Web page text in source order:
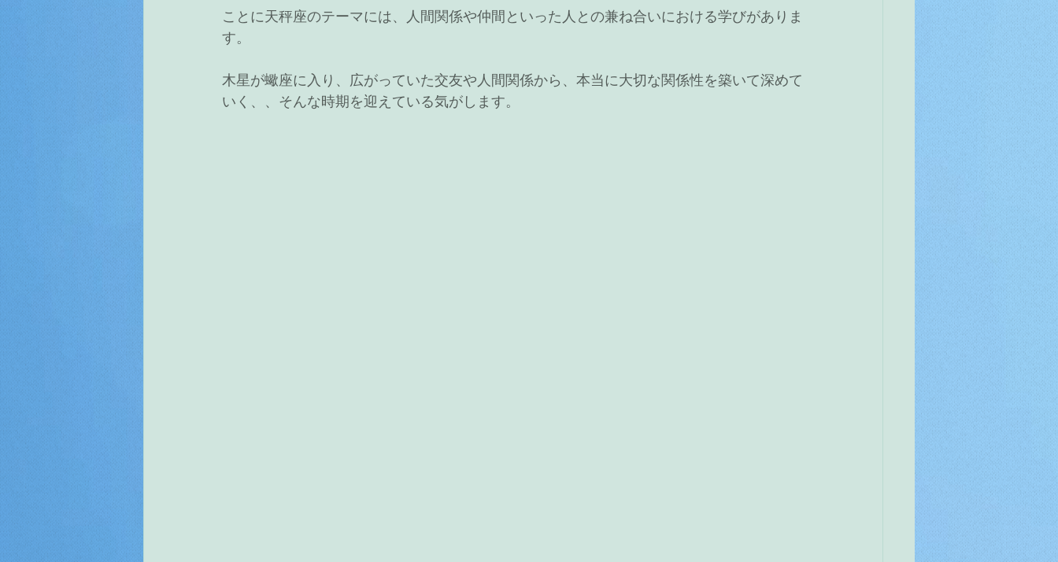
ことに天秤座のテーマには、人間関係や仲間といった人との兼ね合いにおける学びがありま
す。
木星が蠍座に入り、広がっていた交友や人間関係から、本当に大切な関係性を築いて深めて
いく、、そんな時期を迎えている気がします。